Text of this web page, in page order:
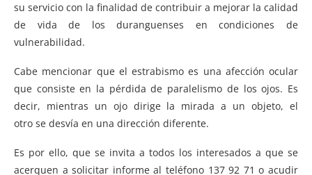
su servicio con la finalidad de contribuir a mejorar la calidad
de vida de los duranguenses en condiciones de
vulnerabilidad.
Cabe mencionar que el estrabismo es una afección ocular
que consiste en la pérdida de paralelismo de los ojos. Es
decir, mientras un ojo dirige la mirada a un objeto, el
otro se desvía en una dirección diferente.
Es por ello, que se invita a todos los interesados a que se
acerquen a solicitar informe al teléfono 137 92 71 o acudir